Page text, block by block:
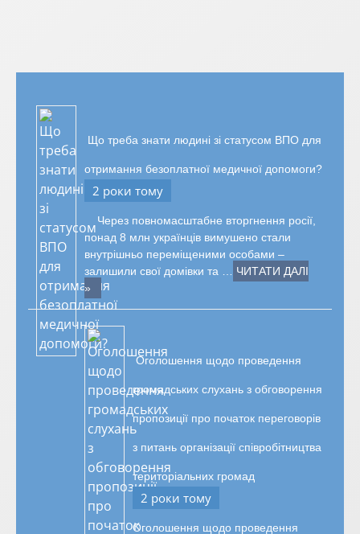
Що треба знати людині зі статусом ВПО для
отримання безоплатної медичної допомоги?
2 роки тому
Через повномасштабне вторгнення росії,
понад 8 млн українців вимушено стали
внутрішньо переміщеними особами –
залишили свої домівки та …
ЧИТАТИ ДАЛІ
»
Оголошення щодо проведення
громадських слухань з обговорення
пропозиції про початок переговорів
з питань організації співробітництва
територіальних громад
2 роки тому
Оголошення щодо проведення